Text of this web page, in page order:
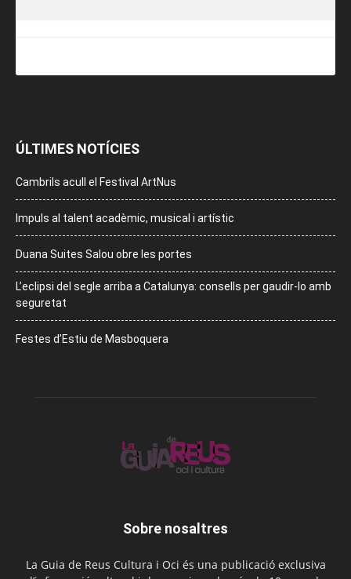
ÚLTIMES NOTÍCIES
Cambrils acull el Festival ArtNus
Impuls al talent acadèmic, musical i artístic
Duana Suites Salou obre les portes
L’eclipsi del segle arriba a Catalunya: consells per gaudir-lo amb
seguretat
Festes d’Estiu de Masboquera
Sobre nosaltres
La Guia de Reus Cultura i Oci és una publicació exclusiva